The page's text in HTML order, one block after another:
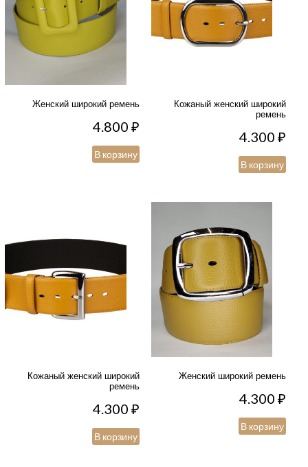
Женский широкий ремень
4.800₽
В корзину
Кожаный женский широкий
ремень
4.300₽
В корзину
Кожаный женский широкий
ремень
4.300₽
В корзину
Женский широкий ремень
4.300₽
В корзину